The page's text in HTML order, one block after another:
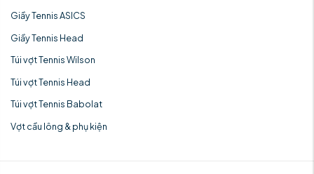
Giầy Tennis ASICS
Giầy Tennis Head
Túi vợt Tennis Wilson
Túi vợt Tennis Head
Túi vợt Tennis Babolat
Vợt cầu lông & phụ kiện